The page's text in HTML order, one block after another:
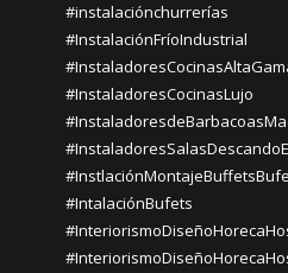
#instalaciónchurrerías
#InstalaciónFríoIndustrial
#InstaladoresCocinasLujo
#IntalaciónBufets